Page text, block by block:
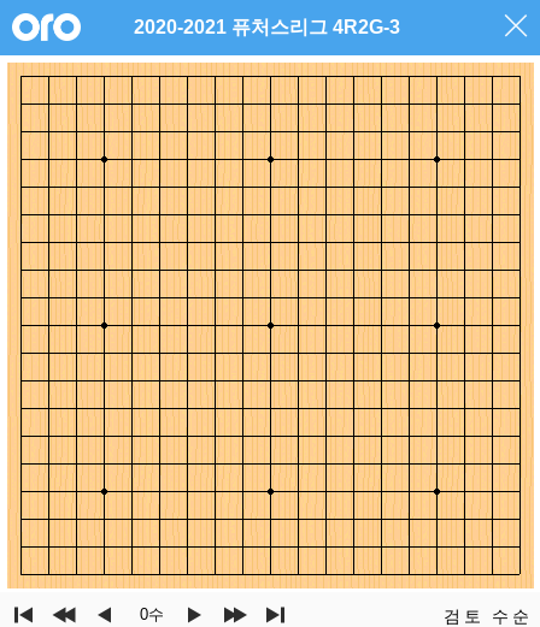
2020-2021 퓨처스리그 4R2G-3
0수 검토 수순